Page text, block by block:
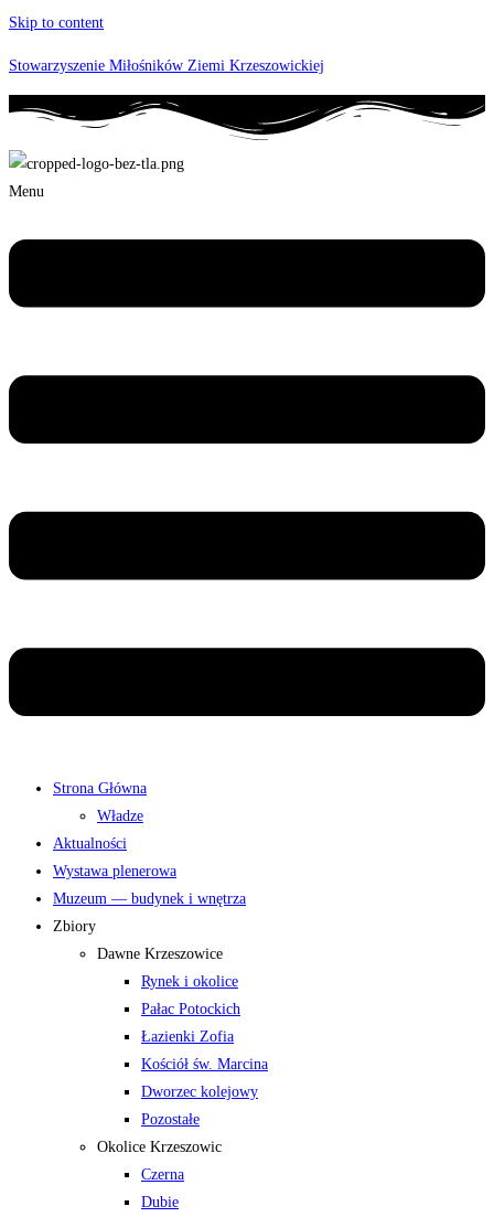
Skip to content
Stowarzyszenie Miłośników Ziemi Krzeszowickiej
Menu
Strona Główna
Władze
Aktualności
Wystawa plenerowa
Muzeum — budynek i wnętrza
Zbiory
Dawne Krzeszowice
Rynek i okolice
Pałac Potockich
Łazienki Zofia
Kościół św. Marcina
Dworzec kolejowy
Pozostałe
Okolice Krzeszowic
Czerna
Dubie